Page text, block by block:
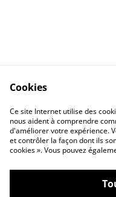
Contact
Cookies
Ce site Internet utilise des
nous aident à comprendre
d'améliorer votre expérience.
et contrôler la façon dont ils
cookies ». Vous pouvez